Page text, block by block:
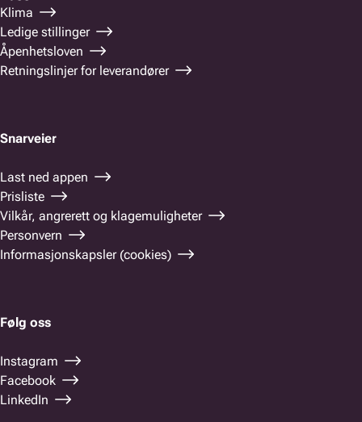
Klima
Ledige stillinger
Åpenhetsloven
Retningslinjer for leverandører
Snarveier
Last ned appen
Prisliste
Vilkår, angrerett og klagemuligheter
Personvern
Informasjonskapsler (cookies)
Følg oss
Instagram
Facebook
LinkedIn